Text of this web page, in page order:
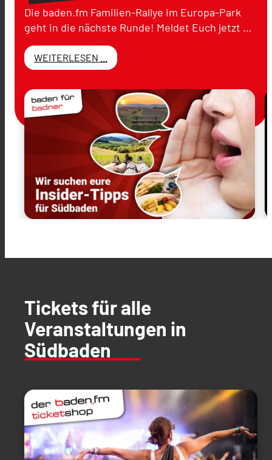
Die baden.fm Familien-Rallye im Europa-Park
geht in die nächste Runde! Meldet Euch jetzt …
WEITERLESEN ...
Tickets für alle
Veranstaltungen in
Südbaden